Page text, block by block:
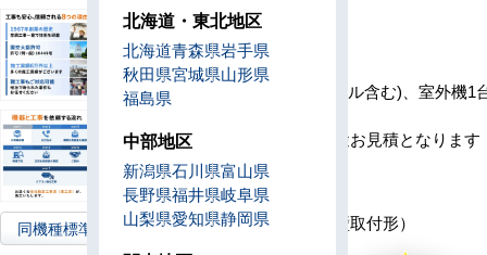
同機種標準型へ
セ
容
室内機1台(パネル含む)、室外機1
※工事費は別途お見積となります
リ
モ
コ
ワイヤード（壁取付形）
北海道・東北地区
北海道青森県岩手県
秋田県宮城県山形県
福島県
中部地区
新潟県石川県富山県
長野県福井県岐阜県
山梨県愛知県静岡県